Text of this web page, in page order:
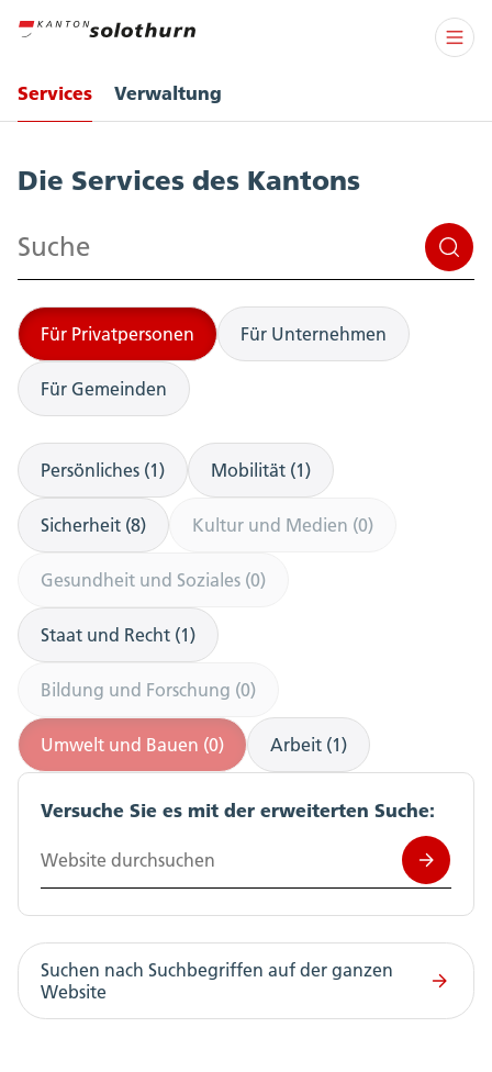
Services Verwaltung
Die Services des Kantons
Suchen
Für Privatpersonen Für Unternehmen
Für Gemeinden
Persönliches (1) Mobilität (1)
Sicherheit (8) Kultur und Medien (0)
Gesundheit und Soziales (0)
Staat und Recht (1)
Bildung und Forschung (0)
Umwelt und Bauen (0) Arbeit (1)
Versuche Sie es mit der erweiterten Suche:
Website durchsuchen
Suchen nach Suchbegriffen auf der ganzen
Website